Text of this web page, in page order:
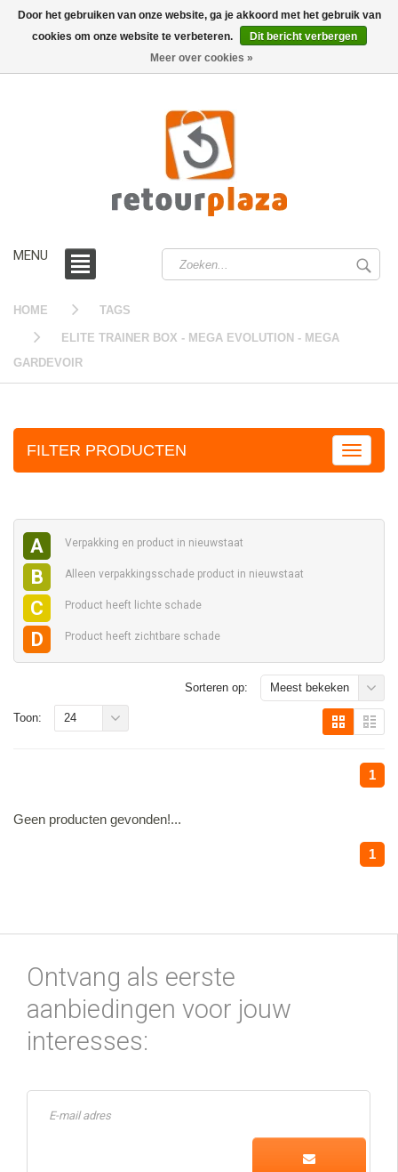
MENU
HOME TAGS
ELITE TRAINER BOX - MEGA EVOLUTION - MEGA
GARDEVOIR
FILTER PRODUCTEN
A Verpakking en product in nieuwstaat
B Alleen verpakkingsschade product in nieuwstaat
C Product heeft lichte schade
D Product heeft zichtbare schade
Sorteren op: Meest bekeken
1
Toon: 24
Geen producten gevonden!...
1
Ontvang als eerste
aanbiedingen voor jouw
interesses:
Door het gebruiken van onze website, ga je akkoord met het gebruik van
cookies om onze website te verbeteren.
Dit bericht verbergen
Meer over cookies »